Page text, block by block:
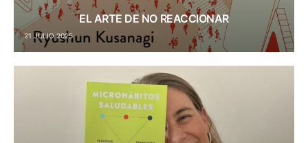
EL ARTE DE NO REACCIONAR
21 JULIO 2025